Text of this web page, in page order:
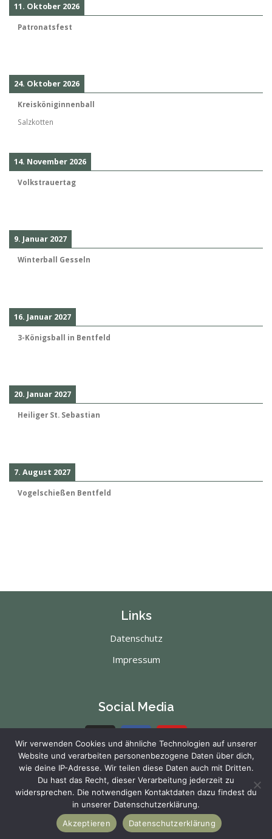
11. Oktober 2026
Patronatsfest
24. Oktober 2026
Kreisköniginnenball
Salzkotten
14. November 2026
Volkstrauertag
9. Januar 2027
Winterball Gesseln
16. Januar 2027
3-Königsball in Bentfeld
20. Januar 2027
Heiliger St. Sebastian
7. August 2027
Vogelschießen Bentfeld
Links
Datenschutz
Impressum
Social Media
Impressum
Copyright © 2023 St Sebastian Schützenbruderschaft Bentfeld
Wir verwenden Cookies und ähnliche Technologien auf unserer
Website und verarbeiten personenbezogene Daten über dich,
wie deine IP-Adresse. Wir teilen diese Daten auch mit Dritten.
Du hast das Recht, dieser Verarbeitung jederzeit zu
widersprechen. Die notwendigen Kontaktdaten dazu findest du
in unserer Datenschutzerklärung.
Akzeptieren
Datenschutzerklärung